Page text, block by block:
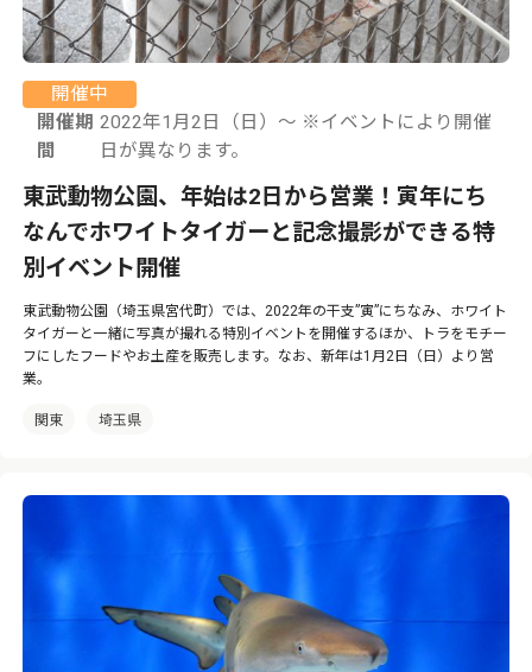
開催中
開催期
間
2022年1月2日（日）〜 ※イベントにより開催
日が異なります。
東武動物公園、年始は2日から営業！寅年にち
なんでホワイトタイガーと記念撮影ができる特
別イベント開催
東武動物公園（埼玉県宮代町）では、2022年の干支”寅”にちなみ、ホワイト
タイガーと一緒に写真が撮れる特別イベントを開催するほか、トラをモチー
フにしたフードやお土産を販売します。なお、新年は1月2日（日）より営
業。
関東 埼玉県